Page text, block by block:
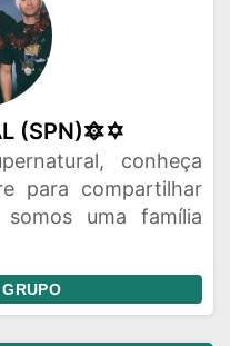
(SPN)🔯✡️
conheça
para compartilhar
somos uma família